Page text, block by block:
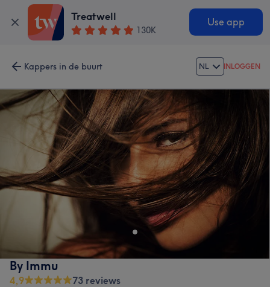
Treatwell
130K
Use app
Kappers in de buurt NL INLOGGEN
By Immu
4,9
73 reviews